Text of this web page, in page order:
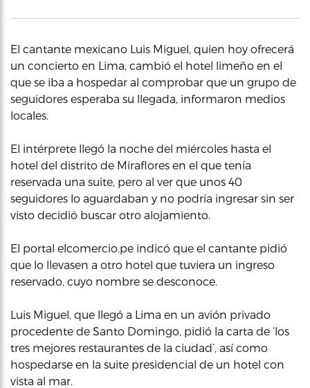
El cantante mexicano Luis Miguel, quien hoy ofrecerá
un concierto en Lima, cambió el hotel limeño en el
que se iba a hospedar al comprobar que un grupo de
seguidores esperaba su llegada, informaron medios
locales.
El intérprete llegó la noche del miércoles hasta el
hotel del distrito de Miraflores en el que tenía
reservada una suite, pero al ver que unos 40
seguidores lo aguardaban y no podría ingresar sin ser
visto decidió buscar otro alojamiento.
El portal elcomercio.pe indicó que el cantante pidió
que lo llevasen a otro hotel que tuviera un ingreso
reservado, cuyo nombre se desconoce.
Luis Miguel, que llegó a Lima en un avión privado
procedente de Santo Domingo, pidió la carta de ‘los
tres mejores restaurantes de la ciudad’, así como
hospedarse en la suite presidencial de un hotel con
vista al mar.